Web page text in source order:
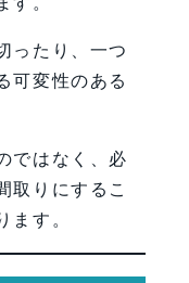
ったり、一つ
可変性のある
ではなく、必
取りにするこ
ます。